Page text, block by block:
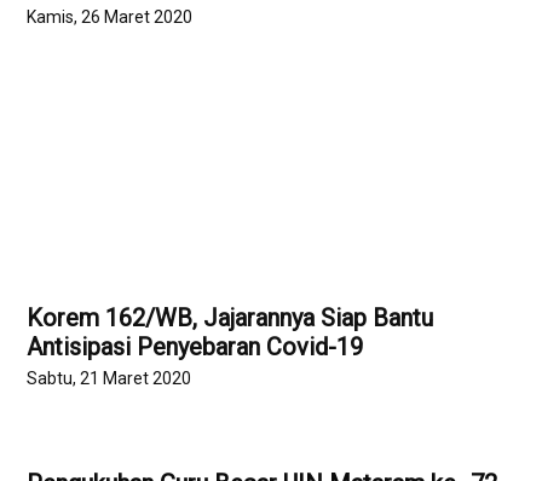
Kamis, 26 Maret 2020
Korem 162/WB, Jajarannya Siap Bantu
Antisipasi Penyebaran Covid-19
Sabtu, 21 Maret 2020